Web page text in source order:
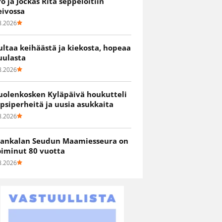
keihäästä ja kiekosta, hopeaa
Kyläpäivä houkutteli
ja uusia asukkaita
Seudun Maamiesseura on
80 vuotta